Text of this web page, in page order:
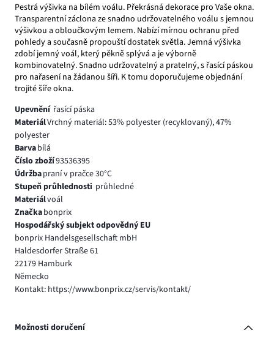
Pestrá výšivka na bílém voálu. Překrásná dekorace pro Vaše okna.
Transparentní záclona ze snadno udržovatelného voálu s jemnou
výšivkou a obloučkovým lemem. Nabízí mírnou ochranu před
pohledy a současně propouští dostatek světla. Jemná výšivka
zdobí jemný voál, který pěkně splývá a je výborně
kombinovatelný. Snadno udržovatelný a pratelný, s řasící páskou
pro nařasení na žádanou šíři. K tomu doporučujeme objednání
trojité šíře okna.
Upevnění řasící páska
MateriálVrchný materiál: 53% polyester (recyklovaný), 47%
polyester
Barvabílá
Číslo zboží93536395
Údržbapraní v pračce 30°C
Stupeň průhlednosti průhledné
Materiálvoál
Značkabonprix
Hospodářský subjekt odpovědný EU
bonprix Handelsgesellschaft mbH
Haldesdorfer Straße 61
22179 Hamburk
Německo
Kontakt: https://www.bonprix.cz/servis/kontakt/
Možnosti doručení